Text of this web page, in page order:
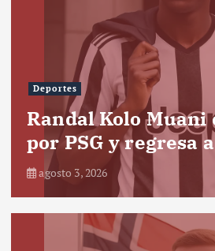
Deportes
Randal Kolo Muani
por PSG y regresa
agosto 3, 2026